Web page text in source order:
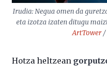
Irudia: Negua omen da
eta izotza izaten ditugu
ArtTower/
Hotza heltzean